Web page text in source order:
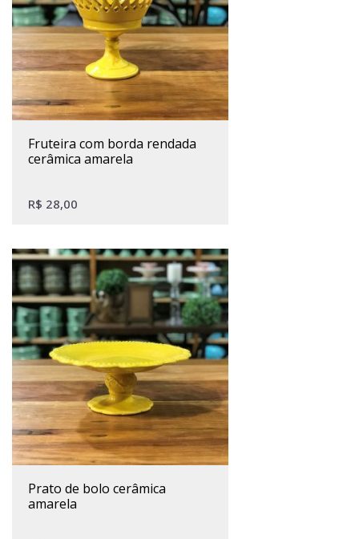
fruteira com borda rendada
cerâmica amarela
R$ 28,00
prato de bolo cerâmica
amarela